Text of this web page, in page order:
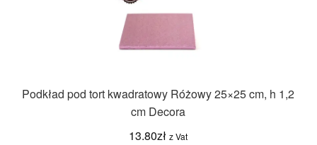
Podkład pod tort kwadratowy Różowy 25×25 cm, h 1,2
cm Decora
13.80zł z Vat